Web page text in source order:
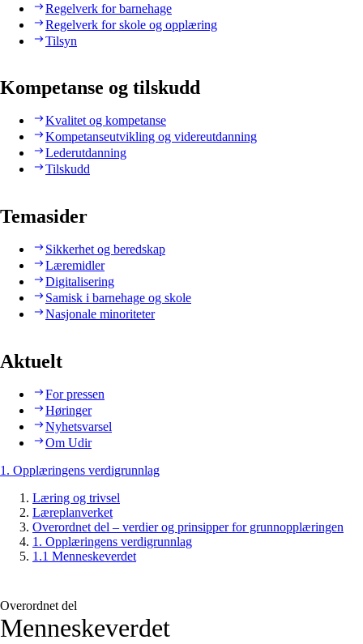
Regelverk for barnehage
Regelverk for skole og opplæring
Tilsyn
Kompetanse og tilskudd
Kvalitet og kompetanse
Kompetanseutvikling og videreutdanning
Lederutdanning
Tilskudd
Temasider
Sikkerhet og beredskap
Læremidler
Digitalisering
Samisk i barnehage og skole
Nasjonale minoriteter
Aktuelt
For pressen
Høringer
Nyhetsvarsel
Om Udir
1. Opplæringens verdigrunnlag
Læring og trivsel
Læreplanverket
Overordnet del – verdier og prinsipper for grunnopplæringen
1. Opplæringens verdigrunnlag
1.1 Menneskeverdet
Overordnet del
Menneskeverdet